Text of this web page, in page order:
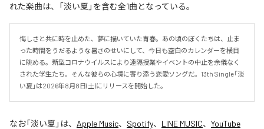
れた楽曲は、「淡い夏」を含む全1曲となっている。
悔しさと共に時を止めた、夢に描いていた青春。あの頃のぼくたちは、止ま
った時間をうだるような暑さのせいにして、今日も空白のカレンダーを横目
に眺める。新型コロナウイルスにより遠隔授業やイベントの中止を余儀なく
された学生たち。そんな彼らの心境に寄り添う恋愛ソングだ。13th Single「淡
い夏」は2026年8月8日(土)にリリースを開始した。
なお「淡い夏 」は、 Apple Music、 Spotify、 LINE MUSIC、 YouTube